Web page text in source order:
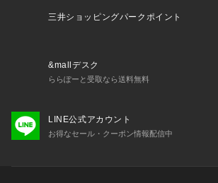
三井ショッピングパークポイント
&mallデスク
ららぽーと受取なら送料無料
LINE公式アカウント
お得なセール・クーポン情報配信中